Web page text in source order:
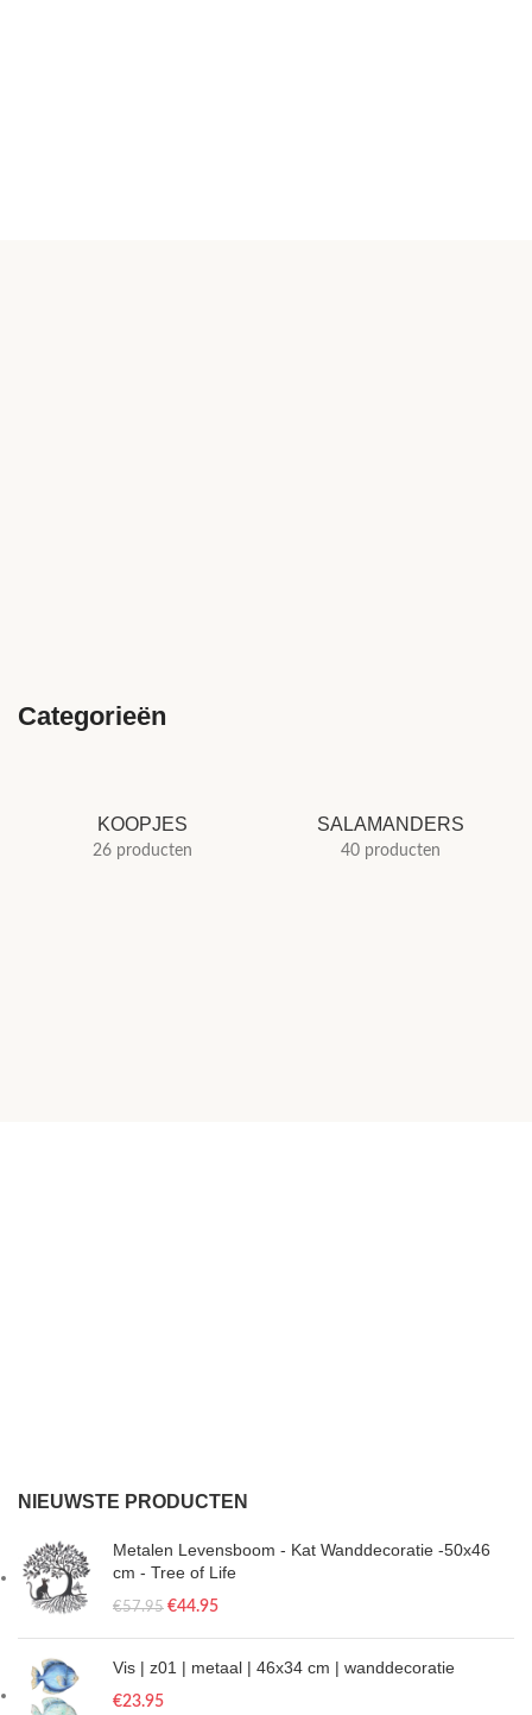
Categorieën
KOOPJES
26 producten
SALAMANDERS
40 producten
NIEUWSTE PRODUCTEN
Metalen Levensboom - Kat Wanddecoratie -50x46
cm - Tree of Life
€57.95 €44.95
Vis | z01 | metaal | 46x34 cm | wanddecoratie
€23.95